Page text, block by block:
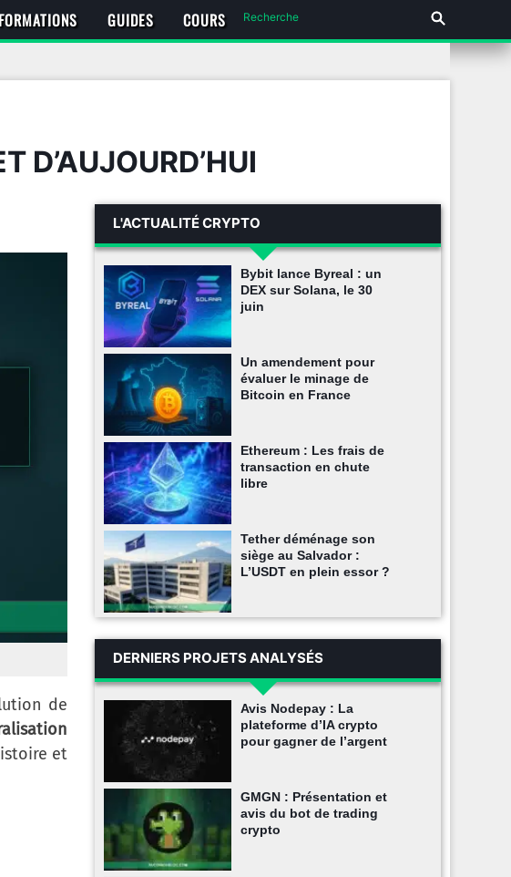
FORMATIONS GUIDES COURS
D’AUJOURD’HUI
de
et
L'ACTUALITÉ CRYPTO
Bybit lance Byreal : un
DEX sur Solana, le 30
juin
Un amendement pour
évaluer le minage de
Bitcoin en France
Ethereum : Les frais de
transaction en chute
libre
Tether déménage son
siège au Salvador :
L’USDT en plein essor ?
DERNIERS PROJETS ANALYSÉS
Avis Nodepay : La
plateforme d’IA crypto
pour gagner de l’argent
GMGN : Présentation et
avis du bot de trading
crypto